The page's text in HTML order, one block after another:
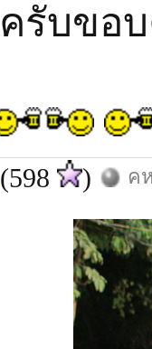
รับขอ
(598 ) ค